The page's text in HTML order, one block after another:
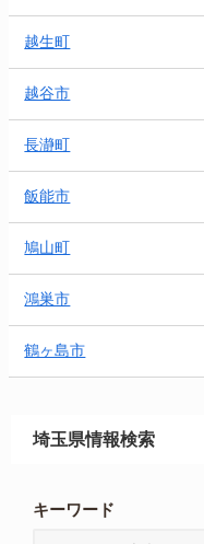
越生町
越谷市
長瀞町
飯能市
鳩山町
鴻巣市
鶴ヶ島市
埼玉県情報検索
キーワード